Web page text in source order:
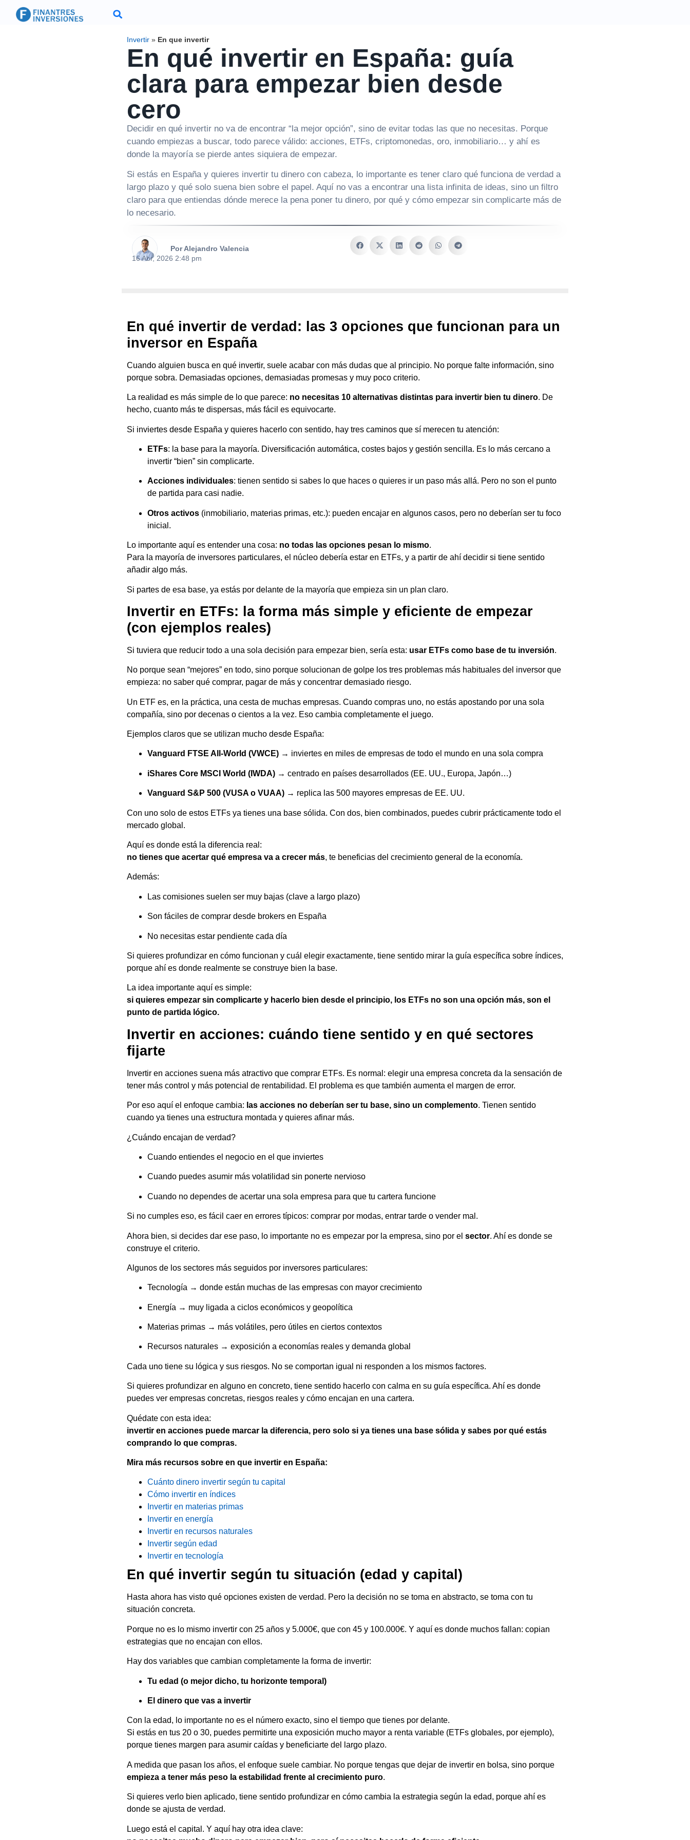
Invertir » En que invertir
En qué invertir en España: guía
clara para empezar bien desde
cero
Decidir en qué invertir no va de encontrar “la mejor opción”, sino de evitar todas las que no necesitas. Porque
cuando empiezas a buscar, todo parece válido: acciones, ETFs, criptomonedas, oro, inmobiliario… y ahí es
donde la mayoría se pierde antes siquiera de empezar.
Si estás en España y quieres invertir tu dinero con cabeza, lo importante es tener claro qué funciona de verdad a
largo plazo y qué solo suena bien sobre el papel. Aquí no vas a encontrar una lista infinita de ideas, sino un filtro
claro para que entiendas dónde merece la pena poner tu dinero, por qué y cómo empezar sin complicarte más de
lo necesario.
Por Alejandro Valencia
16 Abr, 2026 2:48 pm
En qué invertir de verdad: las 3 opciones que funcionan para un
inversor en España
Cuando alguien busca en qué invertir, suele acabar con más dudas que al principio. No porque falte información, sino
porque sobra. Demasiadas opciones, demasiadas promesas y muy poco criterio.
La realidad es más simple de lo que parece: no necesitas 10 alternativas distintas para invertir bien tu dinero. De
hecho, cuanto más te dispersas, más fácil es equivocarte.
Si inviertes desde España y quieres hacerlo con sentido, hay tres caminos que sí merecen tu atención:
ETFs: la base para la mayoría. Diversificación automática, costes bajos y gestión sencilla. Es lo más cercano a
invertir “bien” sin complicarte.
Acciones individuales: tienen sentido si sabes lo que haces o quieres ir un paso más allá. Pero no son el punto
de partida para casi nadie.
Otros activos (inmobiliario, materias primas, etc.): pueden encajar en algunos casos, pero no deberían ser tu foco
inicial.
Lo importante aquí es entender una cosa: no todas las opciones pesan lo mismo.
Para la mayoría de inversores particulares, el núcleo debería estar en ETFs, y a partir de ahí decidir si tiene sentido
añadir algo más.
Si partes de esa base, ya estás por delante de la mayoría que empieza sin un plan claro.
Invertir en ETFs: la forma más simple y eficiente de empezar
(con ejemplos reales)
Si tuviera que reducir todo a una sola decisión para empezar bien, sería esta: usar ETFs como base de tu inversión.
No porque sean “mejores” en todo, sino porque solucionan de golpe los tres problemas más habituales del inversor que
empieza: no saber qué comprar, pagar de más y concentrar demasiado riesgo.
Un ETF es, en la práctica, una cesta de muchas empresas. Cuando compras uno, no estás apostando por una sola
compañía, sino por decenas o cientos a la vez. Eso cambia completamente el juego.
Ejemplos claros que se utilizan mucho desde España:
Vanguard FTSE All-World (VWCE) → inviertes en miles de empresas de todo el mundo en una sola compra
iShares Core MSCI World (IWDA) → centrado en países desarrollados (EE. UU., Europa, Japón…)
Vanguard S&P 500 (VUSA o VUAA) → replica las 500 mayores empresas de EE. UU.
Con uno solo de estos ETFs ya tienes una base sólida. Con dos, bien combinados, puedes cubrir prácticamente todo el
mercado global.
Aquí es donde está la diferencia real:
no tienes que acertar qué empresa va a crecer más, te beneficias del crecimiento general de la economía.
Además:
Las comisiones suelen ser muy bajas (clave a largo plazo)
Son fáciles de comprar desde brokers en España
No necesitas estar pendiente cada día
Si quieres profundizar en cómo funcionan y cuál elegir exactamente, tiene sentido mirar la guía específica sobre índices,
porque ahí es donde realmente se construye bien la base.
La idea importante aquí es simple:
si quieres empezar sin complicarte y hacerlo bien desde el principio, los ETFs no son una opción más, son el
punto de partida lógico.
Invertir en acciones: cuándo tiene sentido y en qué sectores
fijarte
Invertir en acciones suena más atractivo que comprar ETFs. Es normal: elegir una empresa concreta da la sensación de
tener más control y más potencial de rentabilidad. El problema es que también aumenta el margen de error.
Por eso aquí el enfoque cambia: las acciones no deberían ser tu base, sino un complemento. Tienen sentido
cuando ya tienes una estructura montada y quieres afinar más.
¿Cuándo encajan de verdad?
Cuando entiendes el negocio en el que inviertes
Cuando puedes asumir más volatilidad sin ponerte nervioso
Cuando no dependes de acertar una sola empresa para que tu cartera funcione
Si no cumples eso, es fácil caer en errores típicos: comprar por modas, entrar tarde o vender mal.
Ahora bien, si decides dar ese paso, lo importante no es empezar por la empresa, sino por el sector. Ahí es donde se
construye el criterio.
Algunos de los sectores más seguidos por inversores particulares:
Tecnología → donde están muchas de las empresas con mayor crecimiento
Energía → muy ligada a ciclos económicos y geopolítica
Materias primas → más volátiles, pero útiles en ciertos contextos
Recursos naturales → exposición a economías reales y demanda global
Cada uno tiene su lógica y sus riesgos. No se comportan igual ni responden a los mismos factores.
Si quieres profundizar en alguno en concreto, tiene sentido hacerlo con calma en su guía específica. Ahí es donde
puedes ver empresas concretas, riesgos reales y cómo encajan en una cartera.
Quédate con esta idea:
invertir en acciones puede marcar la diferencia, pero solo si ya tienes una base sólida y sabes por qué estás
comprando lo que compras.
Mira más recursos sobre en que invertir en España:
Cuánto dinero invertir según tu capital
Cómo invertir en índices
Invertir en materias primas
Invertir en energía
Invertir en recursos naturales
Invertir según edad
Invertir en tecnología
En qué invertir según tu situación (edad y capital)
Hasta ahora has visto qué opciones existen de verdad. Pero la decisión no se toma en abstracto, se toma con tu
situación concreta.
Porque no es lo mismo invertir con 25 años y 5.000€, que con 45 y 100.000€. Y aquí es donde muchos fallan: copian
estrategias que no encajan con ellos.
Hay dos variables que cambian completamente la forma de invertir:
Tu edad (o mejor dicho, tu horizonte temporal)
El dinero que vas a invertir
Con la edad, lo importante no es el número exacto, sino el tiempo que tienes por delante.
Si estás en tus 20 o 30, puedes permitirte una exposición mucho mayor a renta variable (ETFs globales, por ejemplo),
porque tienes margen para asumir caídas y beneficiarte del largo plazo.
A medida que pasan los años, el enfoque suele cambiar. No porque tengas que dejar de invertir en bolsa, sino porque
empieza a tener más peso la estabilidad frente al crecimiento puro.
Si quieres verlo bien aplicado, tiene sentido profundizar en cómo cambia la estrategia según la edad, porque ahí es
donde se ajusta de verdad.
Luego está el capital. Y aquí hay otra idea clave: